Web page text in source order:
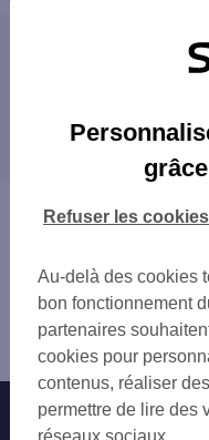
Les distributeurs/
ST OUEN PLACE
EPINAY SUR SEINE
GENNEVILLIERS
SAINT DENIS CENTRE
ST DENIS 43 BD
ST DENIS 93 RUE DE
ST OUEN 47 BD JEAN
EPINAY CENTRE
ST OUEN 32 RUE DES
CLICHY BEAUJON
proximité
VILLENEUVE-LA-
SAINT-OUEN
SAINT-DENIS
CLICHY
VILLETANEUSE
BOIS-COLOMBES
ENGHIEN-LES-BAINS
PIERREFITTE-SUR-
Vous êtes ici : Accueil
Gennevilliers
Distributeur/
Nos
Au-delà des cookies
bon fonctionnement
partenaires
cookies pour
contenus, réaliser
permettre de lire des
réseaux sociaux.
Refuser les